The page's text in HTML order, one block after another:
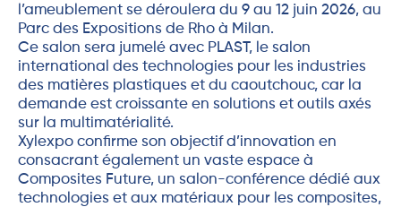
l’ameublement se déroulera du 9 au 12 juin 2026, au
Parc des Expositions de Rho à Milan.
Ce salon sera jumelé avec PLAST, le salon
international des technologies pour les industries
des matières plastiques et du caoutchouc, car la
demande est croissante en solutions et outils axés
sur la multimatérialité.
Xylexpo confirme son objectif d’innovation en
consacrant également un vaste espace à
Composites Future, un salon-conférence dédié aux
technologies et aux matériaux pour les composites,